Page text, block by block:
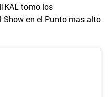
tomo los
en el Punto mas alto